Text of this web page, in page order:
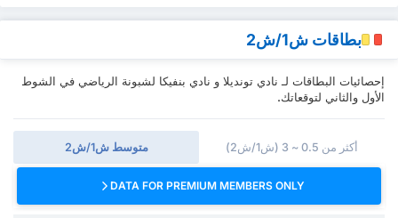
بطاقات ش1/ش2
إحصائيات البطاقات لـ نادي تونديلا و نادي بنفيكا لشبونة الرياضي في الشوط
الأول والثاني لتوقعاتك.
متوسط ش1/ش2 أكثر من 0.5 ~ 3 (ش1/ش2)
DATA FOR PREMIUM MEMBERS ONLY